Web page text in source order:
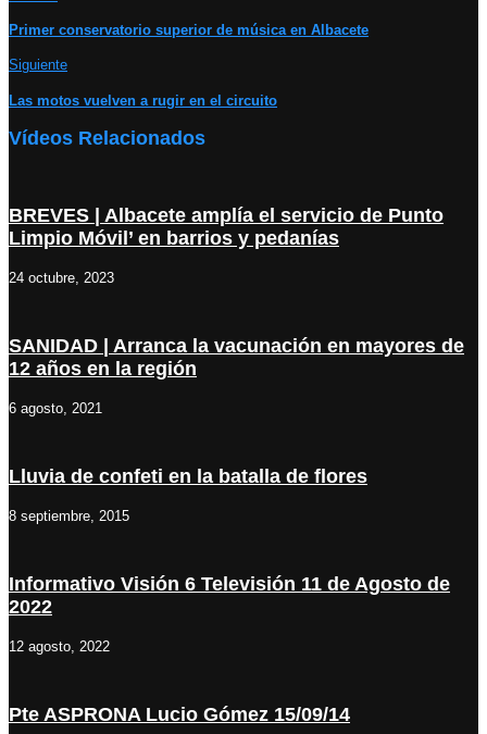
Primer conservatorio superior de música en Albacete
Siguiente
Las motos vuelven a rugir en el circuito
Vídeos Relacionados
BREVES | Albacete amplía el servicio de Punto
Limpio Móvil’ en barrios y pedanías
24 octubre, 2023
SANIDAD | Arranca la vacunación en mayores de
12 años en la región
6 agosto, 2021
Lluvia de confeti en la batalla de flores
8 septiembre, 2015
Informativo Visión 6 Televisión 11 de Agosto de
2022
12 agosto, 2022
Pte ASPRONA Lucio Gómez 15/09/14